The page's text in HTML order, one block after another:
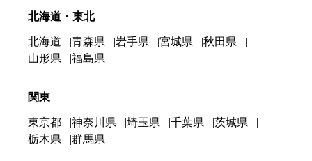
北海道・東北
北海道 青森県 岩手県 宮城県
秋田県
山形県
福島県
関東
東京都 神奈川県 埼玉県 千葉県
茨城県
栃木県
群馬県